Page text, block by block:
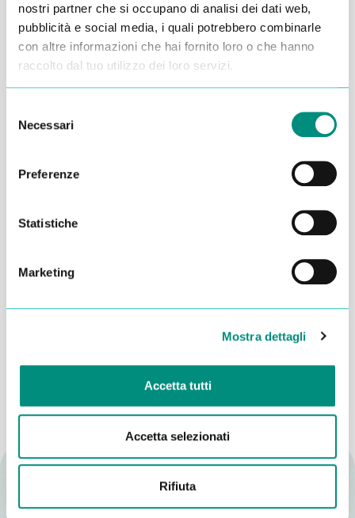
nostri partner che si occupano di analisi dei dati web,
pubblicità e social media, i quali potrebbero combinarle
con altre informazioni che hai fornito loro o che hanno
raccolto dal tuo utilizzo dei loro servizi.
delNecessari
Preferenze
Statistiche
Marketing
Mostra dettagli
Accetta tutti
Accetta selezionati
Rifiuta
trattamento dei miei dati per essere ricontattato